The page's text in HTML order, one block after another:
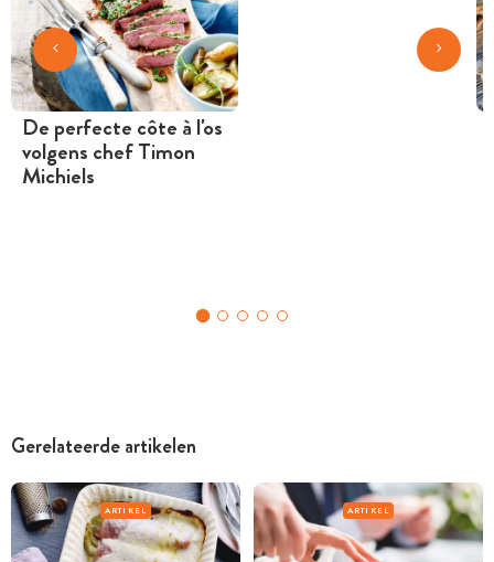
De perfecte côte à l'os
volgens chef Timon
Michiels
Gerelateerde artikelen
ARTIKEL ARTIKEL